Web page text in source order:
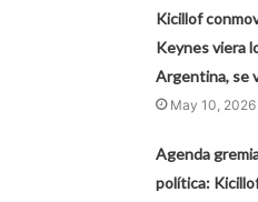
Kicillof
Keynes viera
Argentina, se
May 10, 2026
Agenda
política: